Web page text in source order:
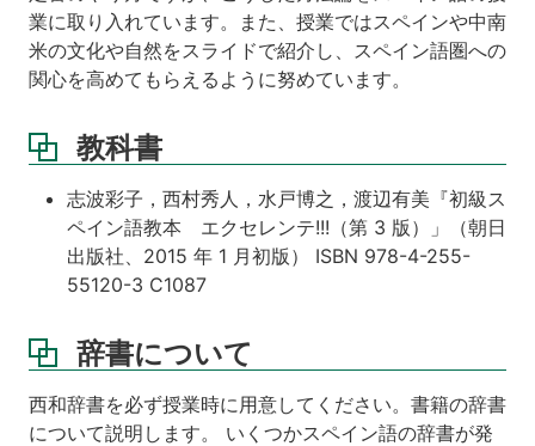
業に取り入れています。また、授業ではスペインや中南
米の文化や自然をスライドで紹介し、スペイン語圏への
関心を高めてもらえるように努めています。
教科書
志波彩子，西村秀人，水戸博之，渡辺有美『初級ス
ペイン語教本 エクセレンテ!!!（第 3 版）」（朝日
出版社、2015 年 1 月初版） ISBN 978-4-255-
55120-3 C1087
辞書について
西和辞書を必ず授業時に用意してください。書籍の辞書
について説明します。 いくつかスペイン語の辞書が発